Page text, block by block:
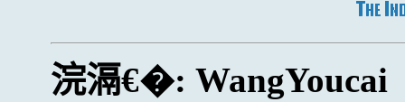
浣滆€�:WangYoucai